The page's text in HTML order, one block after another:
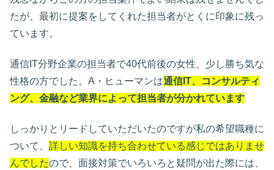
たが、最初に提案をしてくれた担当者がとくに印象に残っ
ています。
通信IT分野企業の担当者で40代前後の女性、少し勝ち気な
性格の方でした。A・ヒューマンは通信IT、コンサルティ
ング、金融など業界によって担当者が分かれています
しっかりとリードしていただいたのですが私の希望職種に
ついて、 詳しい知識を持ち合わせている感じではありませ
んでしたので、面接対策でいろいろと疑問が出た際には、